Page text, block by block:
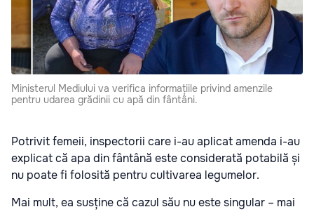
Ministerul Mediului va verifica informațiile privind amenzile
pentru udarea grădinii cu apă din fântâni.
Potrivit femeii, inspectorii care i-au aplicat amenda i-au
explicat că apa din fântână este considerată potabilă și
nu poate fi folosită pentru cultivarea legumelor.
Mai mult, ea susține că cazul său nu este singular – mai